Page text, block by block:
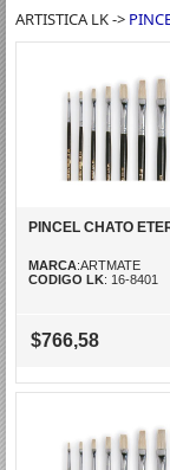
ARTISTICA LK ->
PINCEL CHATO
MARCA:ARTMATE
CODIGO LK: 16-8401
$766,58